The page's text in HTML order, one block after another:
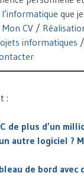
que
Mon CV /
informatiques /
:
de plus d’un
autre logiciel ?
de bord avec